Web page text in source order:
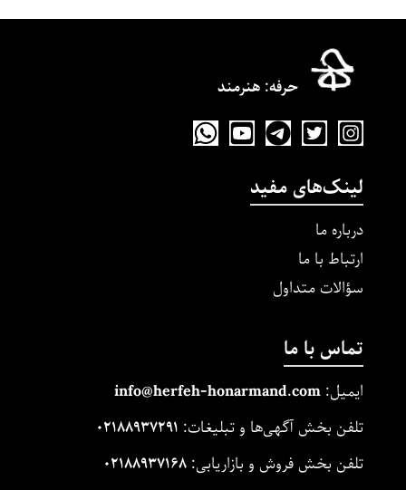
حرفه‌: هنرمند
لینک‌های مفید
درباره ما
ارتباط با ما
سؤالات متداول
تماس با ما
ایمیل: info@herfeh-honarmand.com
تلفن بخش آگهی‌ها و تبلیغات: ۰۲۱۸۸۹۳۷۲۹۱
تلفن بخش فروش و بازاریابی: ۰۲۱۸۸۹۳۷۱۶۸